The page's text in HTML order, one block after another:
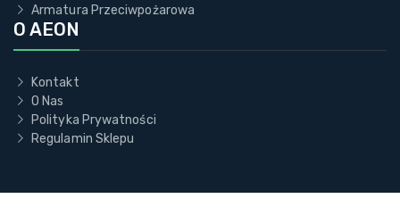
Armatura Przeciwpożarowa
O AEON
Kontakt
O Nas
Polityka Prywatności
Regulamin Sklepu